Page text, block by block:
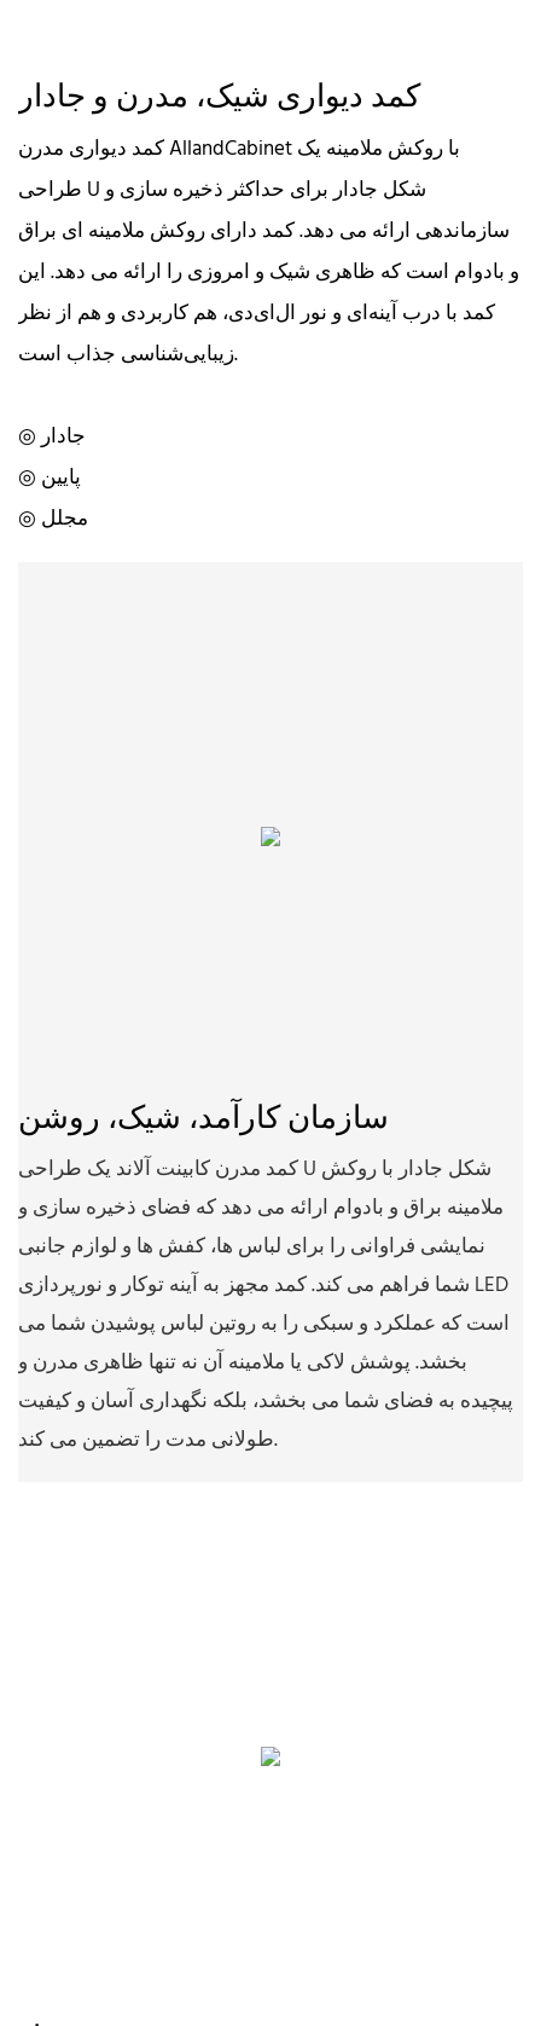
کمد دیواری شیک، مدرن و جادار
کمد دیواری مدرن AllandCabinet با روکش ملامینه یک
طراحی U شکل جادار برای حداکثر ذخیره سازی و
سازماندهی ارائه می دهد. کمد دارای روکش ملامینه ای براق
و بادوام است که ظاهری شیک و امروزی را ارائه می دهد. این
کمد با درب آینه‌ای و نور ال‌ای‌دی، هم کاربردی و هم از نظر
زیبایی‌شناسی جذاب است.
◎ پایین
◎ مجلل
سازمان کارآمد، شیک، روشن
کمد مدرن کابینت آلاند یک طراحی U شکل جادار با روکش
ملامینه براق و بادوام ارائه می دهد که فضای ذخیره سازی و
نمایشی فراوانی را برای لباس ها، کفش ها و لوازم جانبی
شما فراهم می کند. کمد مجهز به آینه توکار و نورپردازی LED
است که عملکرد و سبکی را به روتین لباس پوشیدن شما می
بخشد. پوشش لاکی یا ملامینه آن نه تنها ظاهری مدرن و
پیچیده به فضای شما می بخشد، بلکه نگهداری آسان و کیفیت
طولانی مدت را تضمین می کند.